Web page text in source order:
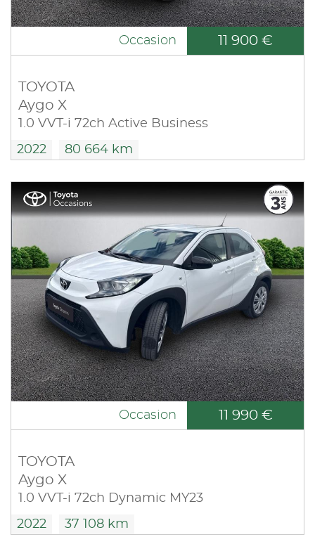
Occasion 11 900 €
TOYOTA
Aygo X
1.0 VVT-i 72ch Active Business
2022 80 664 km
Occasion 11 990 €
TOYOTA
Aygo X
1.0 VVT-i 72ch Dynamic MY23
2022 37 108 km